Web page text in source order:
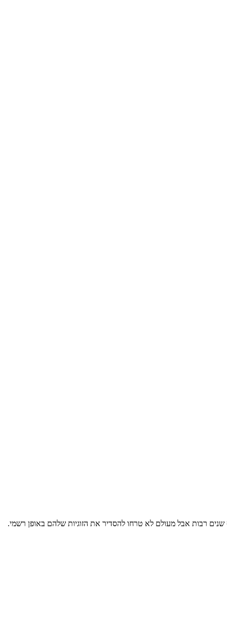
שנים רבות אבל מעולם לא טרחו להסדיר את הזוגיות שלהם באופן רשמי.